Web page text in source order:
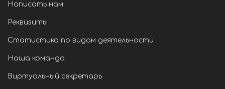
Написать нам
Реквизиты
Статистика по видам деятельности
Наша команда
Виртуальный секретарь